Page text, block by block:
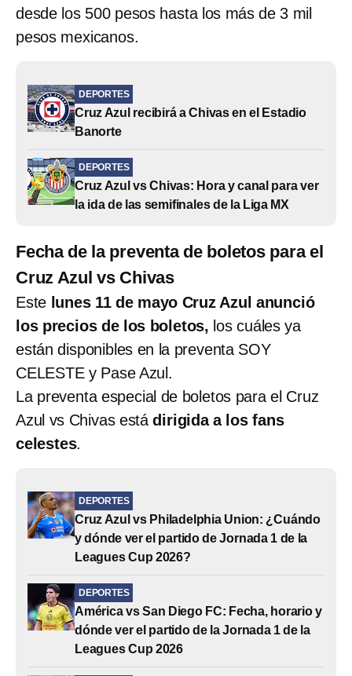
desde los 500 pesos hasta los más de 3 mil
pesos mexicanos.
DEPORTES
Cruz Azul recibirá a Chivas en el Estadio
Banorte
DEPORTES
Cruz Azul vs Chivas: Hora y canal para ver
la ida de las semifinales de la Liga MX
Fecha de la preventa de boletos para el
Cruz Azul vs Chivas
Este lunes 11 de mayo Cruz Azul anunció
los precios de los boletos, los cuáles ya
están disponibles en la preventa SOY
CELESTE y Pase Azul.
La preventa especial de boletos para el Cruz
Azul vs Chivas está dirigida a los fans
celestes.
DEPORTES
Cruz Azul vs Philadelphia Union: ¿Cuándo
y dónde ver el partido de Jornada 1 de la
Leagues Cup 2026?
DEPORTES
América vs San Diego FC: Fecha, horario y
dónde ver el partido de la Jornada 1 de la
Leagues Cup 2026